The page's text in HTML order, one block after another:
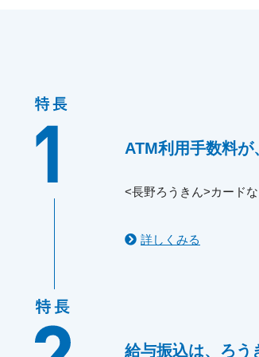
ATM利用手数料が
<長野ろうきん>カード
詳しくみる
給与振込は、 ろう